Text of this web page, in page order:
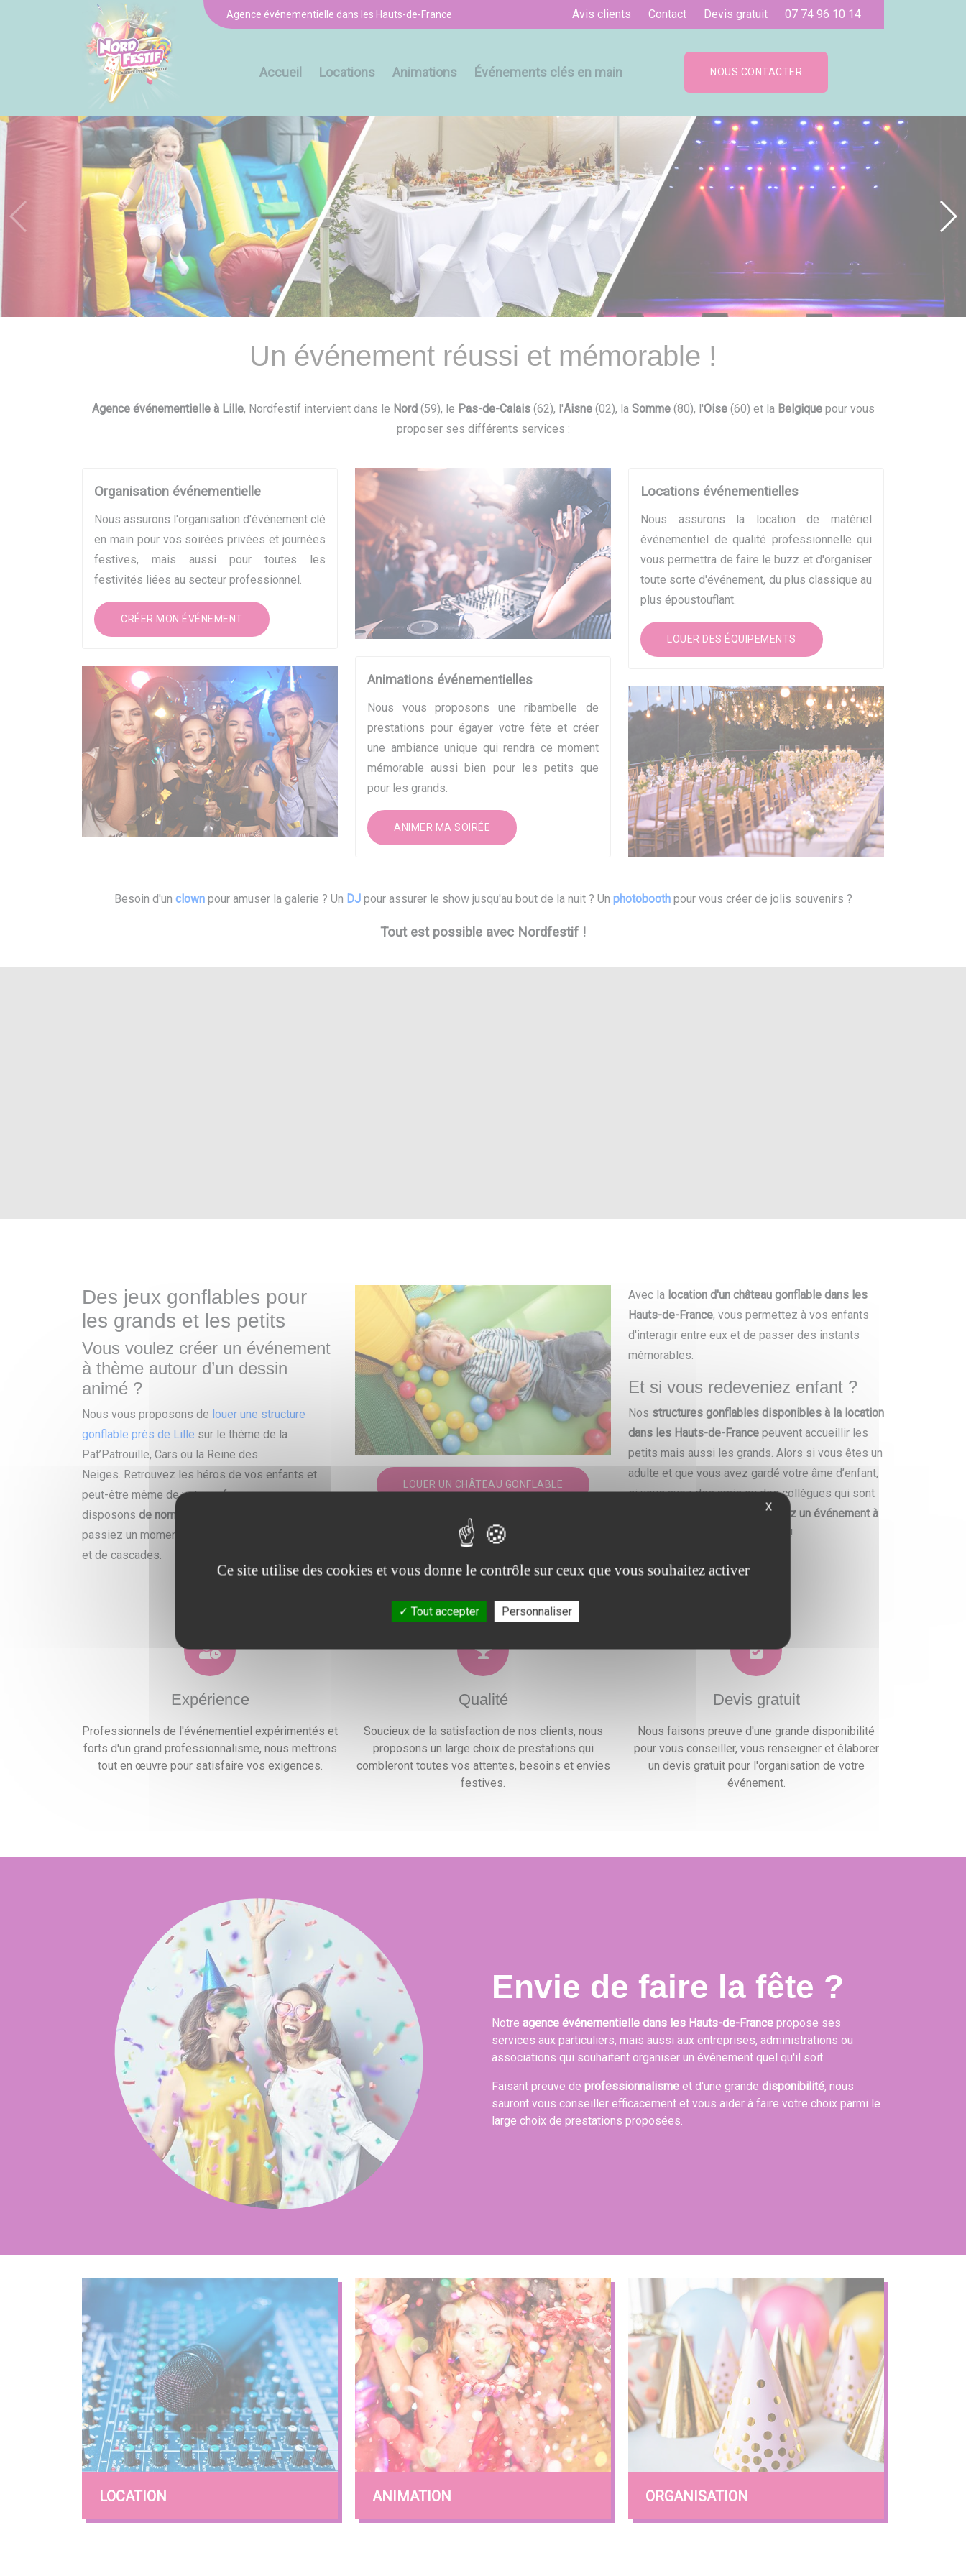
Agence événementielle dans les Hauts-de-France Avis clients Contact Devis gratuit 07 74 96 10 14
Accueil Locations Animations Événements clés en main NOUS CONTACTER
Un événement réussi et mémorable !
Agence événementielle à Lille, Nordfestif intervient dans le Nord(59), le Pas-de-Calais(62), l'Aisne(02), la Somme(80), l'Oise(60) et la Belgiquepour vous
proposer ses différents services :
Organisation événementielle
Nous assurons l'organisation d'événement clé
en main pour vos soirées privées et journées
festives, mais aussi pour toutes les
festivités liées au secteur professionnel.
CRÉER MON ÉVÉNEMENT
Animations événementielles
Nous vous proposons une ribambelle de
prestations pour égayer votre fête et créer
une ambiance unique qui rendra ce moment
mémorable aussi bien pour les petits que
pour les grands.
ANIMER MA SOIRÉE
Locations événementielles
Nous assurons la location de matériel
événementiel de qualité professionnelle qui
vous permettra de faire le buzz et d'organiser
toute sorte d'événement, du plus classique au
plus époustouflant.
LOUER DES ÉQUIPEMENTS
Besoin d'un clown pour amuser la galerie ? Un DJ pour assurer le show jusqu'au bout de la nuit ? Un photobooth pour vous créer de jolis souvenirs ?
Tout est possible avec Nordfestif !
Des jeux gonflables pour
les grands et les petits
Vous voulez créer un événement
à thème autour d’un dessin
animé ?
Nous vous proposons de louer une structure
gonflable près de Lille sur le théme de la
Pat’Patrouille, Cars ou la Reine des
Neiges. Retrouvez les héros de vos enfants et
peut-être même de votre enfance : nous
disposons de nombreux modèles
passiez un moment unique rempli de joie, de rires
et de cascades.
LOUER UN CHÂTEAU GONFLABLE
Avec la location d'un château gonflable dans les
Hauts-de-France, vous permettez à vos enfants
d'interagir entre eux et de passer des instants
mémorables.
Et si vous redeveniez enfant ?
Nos structures gonflables disponibles à la location
dans les Hauts-de-France peuvent accueillir les
petits mais aussi les grands. Alors si vous êtes un
adulte et que vous avez gardé votre âme d’enfant,
si vous avez des amis ou des collègues qui sont
comme vous, invitez-les etcréez un événement à
. Fous rires garantis !
Expérience
Professionnels de l'événementiel expérimentés et
forts d'un grand professionnalisme, nous mettrons
tout en œuvre pour satisfaire vos exigences.
Qualité
Soucieux de la satisfaction de nos clients, nous
proposons un large choix de prestations qui
combleront toutes vos attentes, besoins et envies
festives.
Devis gratuit
Nous faisons preuve d'une grande disponibilité
pour vous conseiller, vous renseigner et élaborer
un devis gratuit pour l'organisation de votre
événement.
Envie de faire la fête ?
Notre agence événementielle dans les Hauts-de-France propose ses
services aux particuliers, mais aussi aux entreprises, administrations ou
associations qui souhaitent organiser un événement quel qu'il soit.
Faisant preuve de professionnalisme et d'une grande disponibilité, nous
sauront vous conseiller efficacement et vous aider à faire votre choix parmi le
large choix de prestations proposées.
LOCATION ANIMATION ORGANISATION
Panneau de gestion des cookies
X
Ce site utilise des cookies et vous donne le contrôle sur ceux que vous souhaitez activer
Tout accepter Personnaliser